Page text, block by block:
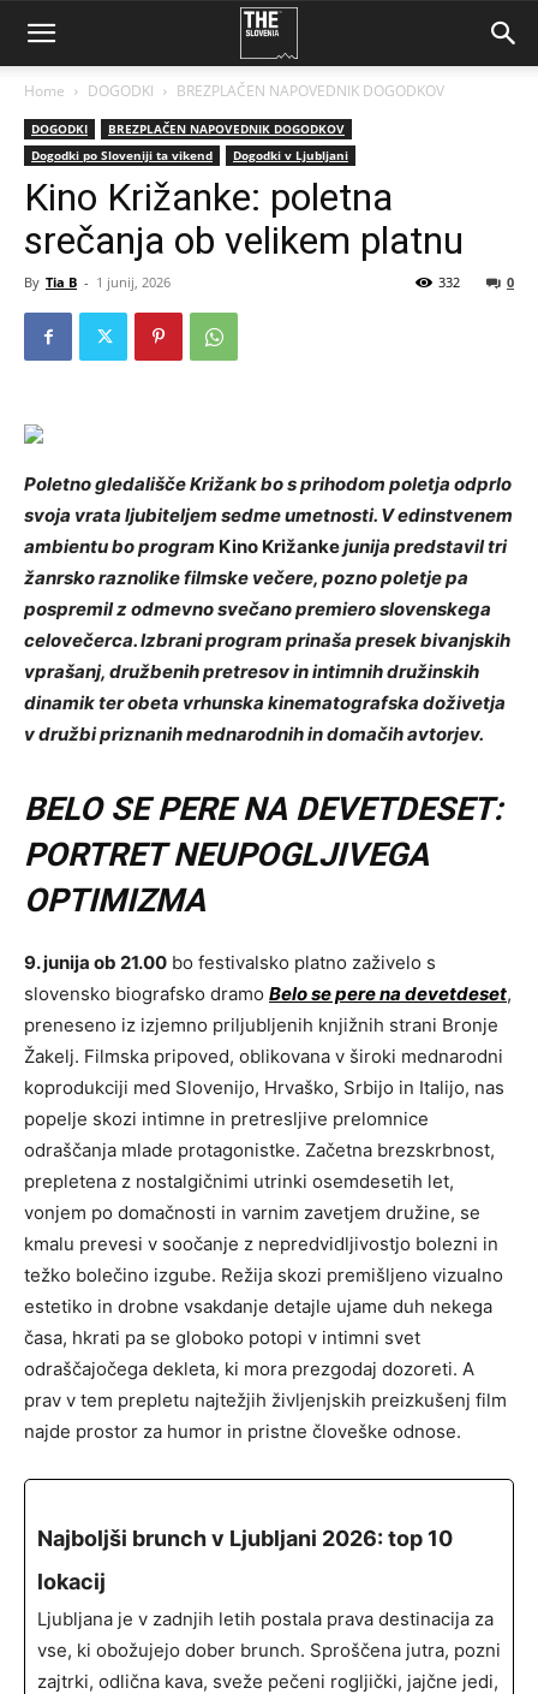
Home DOGODKI BREZPLAČEN NAPOVEDNIK DOGODKOV
DOGODKI
BREZPLAČEN NAPOVEDNIK DOGODKOV
Dogodki po Sloveniji ta vikend
Dogodki v Ljubljani
Kino Križanke: poletna
srečanja ob velikem platnu
By Tia B - 1 junij, 2026 0
332
Poletno gledališče Križank bo s prihodom poletja odprlo
svoja vrata ljubiteljem sedme umetnosti. V edinstvenem
ambientu bo program Kino Križankejunija predstavil tri
žanrsko raznolike filmske večere, pozno poletje pa
pospremil z odmevno svečano premiero slovenskega
celovečerca. Izbrani program prinaša presek bivanjskih
vprašanj, družbenih pretresov in intimnih družinskih
dinamik ter obeta vrhunska kinematografska doživetja
v družbi priznanih mednarodnih in domačih avtorjev.
BELO SE PERE NA DEVETDESET:
PORTRET NEUPOGLJIVEGA
OPTIMIZMA
9. junija ob 21.00 bo festivalsko platno zaživelo s
slovensko biografsko dramo Belo se pere na devetdeset,
preneseno iz izjemno priljubljenih knjižnih strani Bronje
Žakelj. Filmska pripoved, oblikovana v široki mednarodni
koprodukciji med Slovenijo, Hrvaško, Srbijo in Italijo, nas
popelje skozi intimne in pretresljive prelomnice
odraščanja mlade protagonistke. Začetna brezskrbnost,
prepletena z nostalgičnimi utrinki osemdesetih let,
vonjem po domačnosti in varnim zavetjem družine, se
kmalu prevesi v soočanje z nepredvidljivostjo bolezni in
težko bolečino izgube. Režija skozi premišljeno vizualno
estetiko in drobne vsakdanje detajle ujame duh nekega
časa, hkrati pa se globoko potopi v intimni svet
odraščajočega dekleta, ki mora prezgodaj dozoreti. A
prav v tem prepletu najtežjih življenjskih preizkušenj film
najde prostor za humor in pristne človeške odnose.
Najboljši brunch v Ljubljani 2026: top 10
lokacij
Ljubljana je v zadnjih letih postala prava destinacija za
vse, ki obožujejo dober brunch. Sproščena jutra, pozni
zajtrki, odlična kava, sveže pečeni rogljički, jajčne jedi,